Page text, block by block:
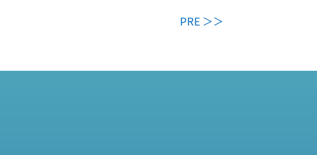
PRE ＞＞